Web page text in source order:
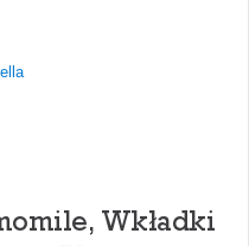
Wkładki